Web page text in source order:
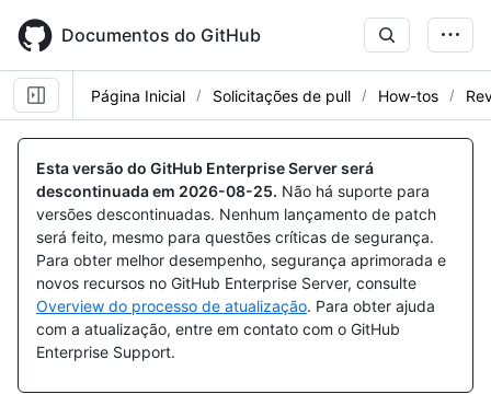
main
content
Documentos do GitHub
Página Inicial Solicitações de pull How-tos
Esta versão do GitHub Enterprise Server será
descontinuada em 2026-08-25. Não há suporte para
versões descontinuadas. Nenhum lançamento de patch
será feito, mesmo para questões críticas de segurança.
Para obter melhor desempenho, segurança aprimorada e
novos recursos no GitHub Enterprise Server, consulte
Overview do processo de atualização. Para obter ajuda
com a atualização, entre em contato com o GitHub
Enterprise Support.